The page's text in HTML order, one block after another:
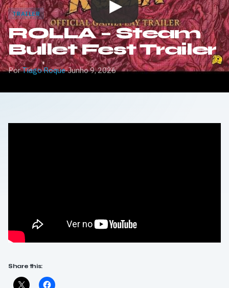
TRAILER
ROLLA – Steam
Bullet Fest Trailer
PorTiago Roque·Junho 9, 2026
Share this: